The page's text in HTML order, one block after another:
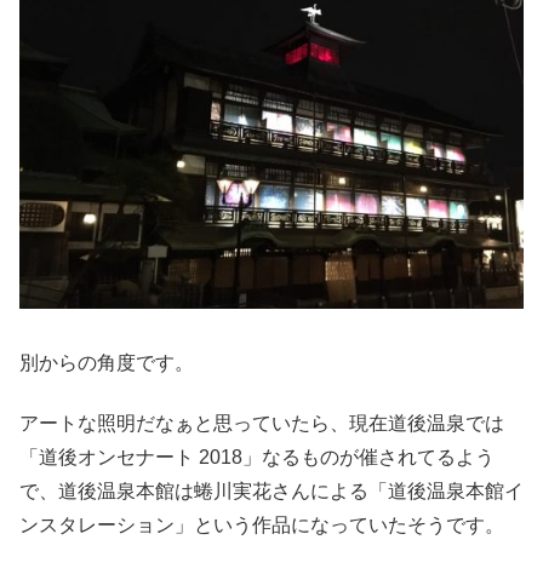
別からの角度です。
アートな照明だなぁと思っていたら、現在道後温泉では
「道後オンセナート 2018」なるものが催されてるよう
で、道後温泉本館は蜷川実花さんによる「道後温泉本館イ
ンスタレーション」という作品になっていたそうです。